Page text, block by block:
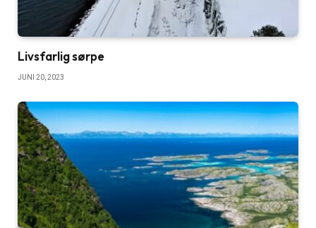
Livsfarlig sørpe
JUNI 20, 2023